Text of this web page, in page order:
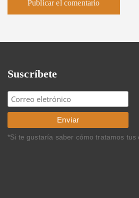
Suscríbete
*Si te gustaría saber cómo tratamos tus